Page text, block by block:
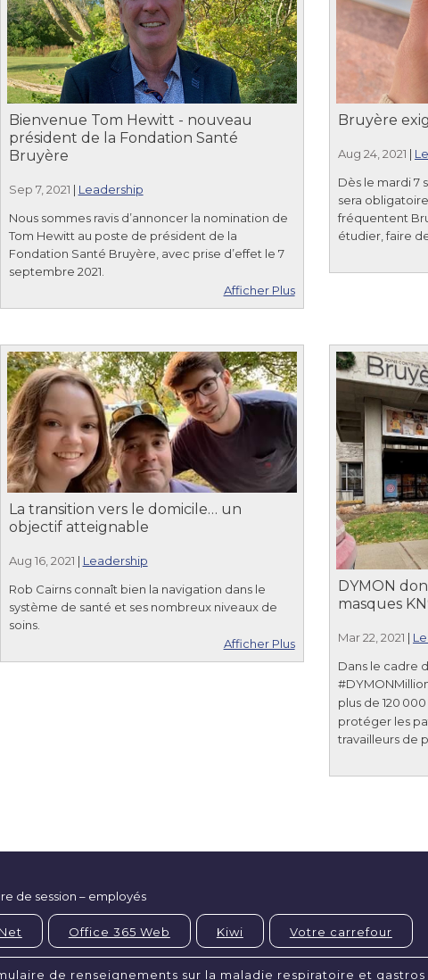
Bienvenue Tom Hewitt - nouveau
président de la Fondation Santé
Bruyère
Sep 7, 2021 | Leadership
Nous sommes ravis d’annoncer la nomination de
Tom Hewitt au poste de président de la
Fondation Santé Bruyère, avec prise d’effet le 7
septembre 2021.
Afficher Plus
Bruyère
Aug 24, 2021 |
Dès le mardi 7
sera
fréquentent
étudier, faire
La transition vers le domicile… un
objectif atteignable
Aug 16, 2021 | Leadership
Rob Cairns connaît bien la navigation dans le
système de santé et ses nombreux niveaux de
soins.
Afficher Plus
DYMON
masques
Mar 22, 2021 |
Dans le cadre
plus de 120 000
protéger les
travailleurs de
de session – employés
Office 365 Web Kiwi Votre carrefour
de renseignements sur la maladie respiratoire et gastros